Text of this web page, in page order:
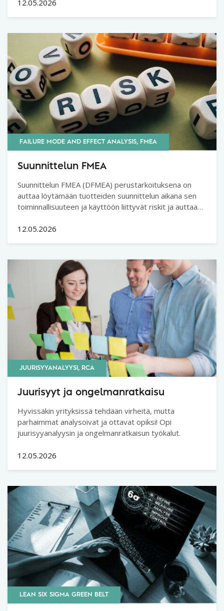
Black Beltiksi.
12.05.2026
FAILURE MODE AND EFFECT ANALYSIS, FMEA
Suunnittelun FMEA
Suunnittelun FMEA (DFMEA) perustarkoituksena on
auttaa löytämään tuotteiden suunnittelun aikana sen
toiminnallisuuteen ja käyttöön liittyvät riskit ja auttaa
12.05.2026
JUURISYYANALYYSI, RCA
Juurisyyt ja ongelmanratkaisu
Hyvissäkin yrityksissä tehdään virheitä, mutta
parhaimmat analysoivat ja ottavat opiksi! Opi
juurisyyanalyysin ja ongelmanratkaisun työkalut.
12.05.2026
LEAN SIX SIGMA GREEN BELT